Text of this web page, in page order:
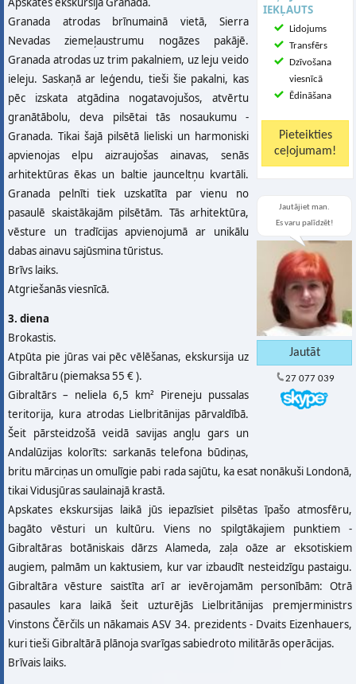
IEKĻAUTS
Lidojums
Transfērs
Dzīvošana
viesnīcā
Ēdināšana
Jautājiet man.
Es varu palīdzēt!
27 077 039
Granada atrodas brīnumainā vietā, Sierra
Nevadas ziemeļaustrumu nogāzes pakājē.
Granada atrodas uz trim pakalniem, uz leju veido
ieleju. Saskaņā ar leģendu, tieši šie pakalni, kas
pēc izskata atgādina nogatavojušos, atvērtu
granātābolu, deva pilsētai tās nosaukumu -
Granada. Tikai šajā pilsētā lieliski un harmoniski
apvienojas elpu aizraujošas ainavas, senās
arhitektūras ēkas un baltie jaunceltņu kvartāli.
Granada pelnīti tiek uzskatīta par vienu no
pasaulē skaistākajām pilsētām. Tās arhitektūra,
vēsture un tradīcijas apvienojumā ar unikālu
dabas ainavu sajūsmina tūristus.
Brīvs laiks.
Atgriešanās viesnīcā.
3. diena
Brokastis.
Atpūta pie jūras vai pēc vēlēšanas, ekskursija uz
Gibraltāru (piemaksa 55 € ).
Gibraltārs – neliela 6,5 km² Pireneju pussalas
teritorija, kura atrodas Lielbritānijas pārvaldībā.
Šeit pārsteidzošā veidā savijas angļu gars un
Andalūzijas kolorīts: sarkanās telefona būdiņas,
britu mārciņas un omulīgie pabi rada sajūtu, ka esat nonākuši Londonā,
tikai Vidusjūras saulainajā krastā.
Apskates ekskursijas laikā jūs iepazīsiet pilsētas īpašo atmosfēru,
bagāto vēsturi un kultūru. Viens no spilgtākajiem punktiem -
Gibraltāras botāniskais dārzs Alameda, zaļa oāze ar eksotiskiem
augiem, palmām un kaktusiem, kur var izbaudīt nesteidzīgu pastaigu.
Gibraltāra vēsture saistīta arī ar ievērojamām personībām: Otrā
pasaules kara laikā šeit uzturējās Lielbritānijas premjerministrs
Vinstons Čērčils un nākamais ASV 34. prezidents - Dvaits Eizenhauers,
kuri tieši Gibraltārā plānoja svarīgas sabiedroto militārās operācijas.
Brīvais laiks.